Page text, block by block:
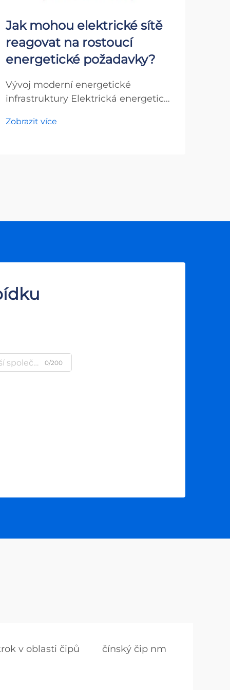
Jak mohou elektrické sítě
reagovat na rostoucí
energetické požadavky?
Vývoj moderní energetické
infrastruktury Elektrická energetická
transformací, protože přenosové sítě
Zobrazit více
0/200
v oblasti čipů čínský čip nm